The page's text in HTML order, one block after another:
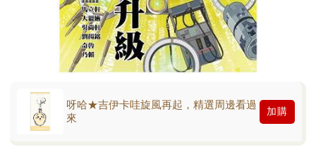
呀哈★吉伊卡哇旋風再起，精選周邊看過
來
加購